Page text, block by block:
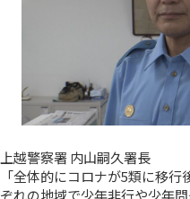
上越警察署 内山嗣久署長
「全体的にコロナが5類に移
ぞれの地域で少年非行や少年